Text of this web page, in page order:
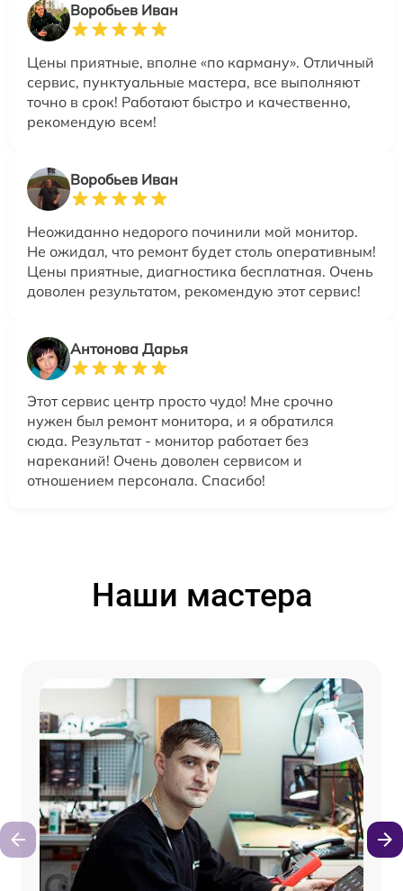
Воробьев Иван
Цены приятные, вполне «по карману». Отличный
сервис, пунктуальные мастера, все выполняют
точно в срок! Работают быстро и качественно,
рекомендую всем!
Воробьев Иван
Неожиданно недорого починили мой монитор.
Не ожидал, что ремонт будет столь оперативным!
Цены приятные, диагностика бесплатная. Очень
доволен результатом, рекомендую этот сервис!
Антонова Дарья
Этот сервис центр просто чудо! Мне срочно
нужен был ремонт монитора, и я обратился
сюда. Результат - монитор работает без
нареканий! Очень доволен сервисом и
отношением персонала. Спасибо!
Наши мастера